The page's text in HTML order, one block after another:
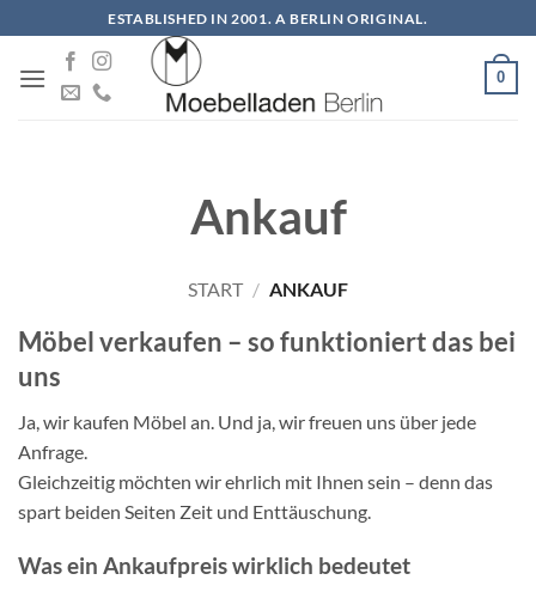
Inhalt
springen
ESTABLISHED IN 2001. A BERLIN ORIGINAL.
0
Ankauf
START / ANKAUF
Möbel verkaufen – so funktioniert das bei
uns
Ja, wir kaufen Möbel an. Und ja, wir freuen uns über jede
Anfrage.
Gleichzeitig möchten wir ehrlich mit Ihnen sein – denn das
spart beiden Seiten Zeit und Enttäuschung.
Was ein Ankaufpreis wirklich bedeutet